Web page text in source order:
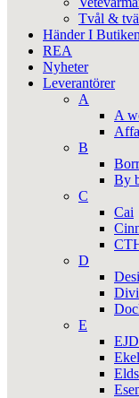
Tvål &
Händer I
REA
Nyheter
Leverantörer
A
A
B
By
C
Cai
D
E